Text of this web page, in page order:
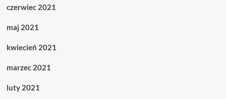
czerwiec 2021
maj 2021
kwiecień 2021
marzec 2021
luty 2021